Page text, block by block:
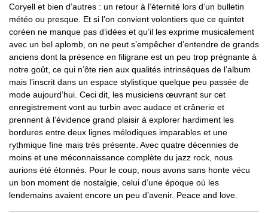
Coryell et bien d’autres : un retour à l’éternité lors d’un bulletin
météo ou presque. Et si l’on convient volontiers que ce quintet
coréen ne manque pas d’idées et qu’il les exprime musicalement
avec un bel aplomb, on ne peut s’empêcher d’entendre de grands
anciens dont la présence en filigrane est un peu trop prégnante à
notre goût, ce qui n’ôte rien aux qualités intrinsèques de l’album
mais l’inscrit dans un espace stylistique quelque peu passée de
mode aujourd’hui. Ceci dit, les musiciens œuvrant sur cet
enregistrement vont au turbin avec audace et crânerie et
prennent à l’évidence grand plaisir à explorer hardiment les
bordures entre deux lignes mélodiques imparables et une
rythmique fine mais très présente. Avec quatre décennies de
moins et une méconnaissance complète du jazz rock, nous
aurions été étonnés. Pour le coup, nous avons sans honte vécu
un bon moment de nostalgie, celui d’une époque où les
lendemains avaient encore un peu d’avenir. Peace and love.